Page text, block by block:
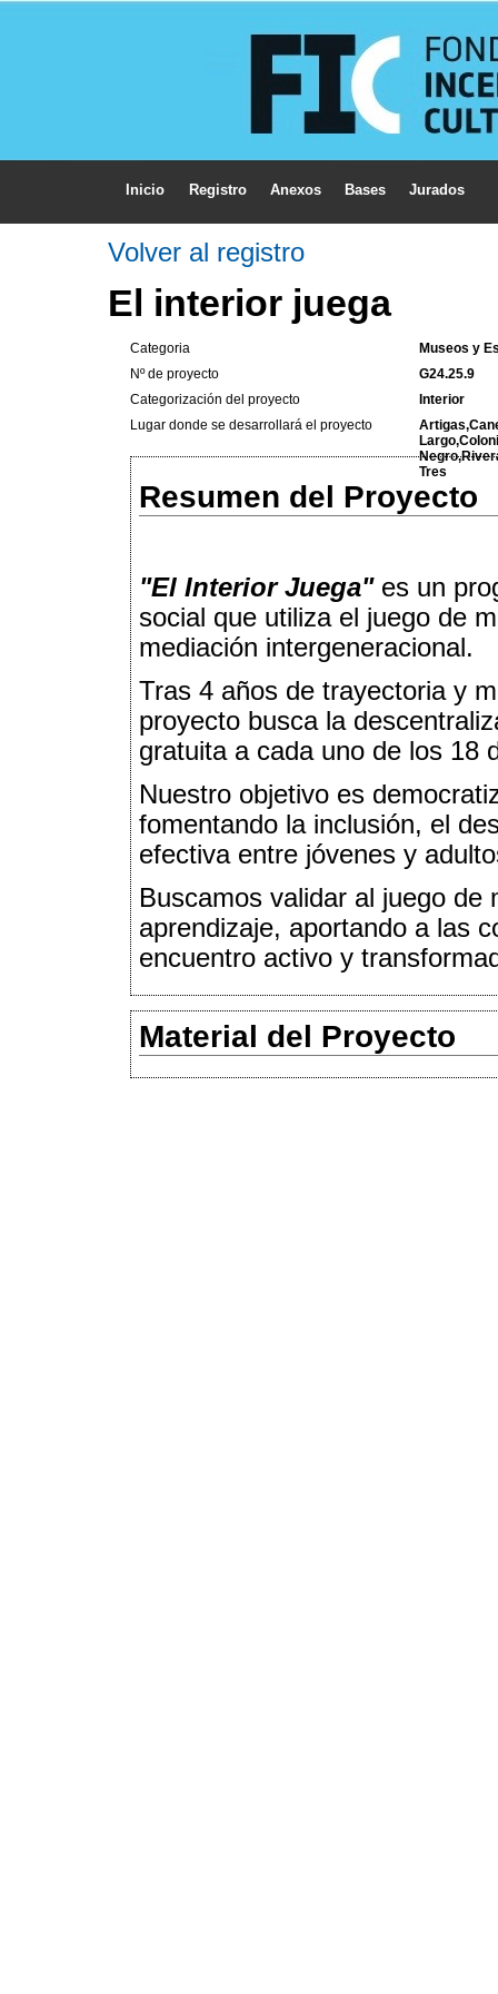
Inicio Registro Anexos Bases Jurados
Volver al registro
El interior juega
Categoria
Museos y
Nº de proyecto
G24.25.9
Categorización del proyecto
Interior
Lugar donde se desarrollará el proyecto
Tres
Resumen del Proyecto
"El Interior Juega"es un
social que utiliza el juego de
mediación intergeneracional.
Tras 4 años de trayectoria y
proyecto busca la
gratuita a cada uno de los 18
Nuestro objetivo es
fomentando la inclusión, el
efectiva entre jóvenes y
Buscamos validar al juego
aprendizaje, aportando a las
encuentro activo y
Material del Proyecto